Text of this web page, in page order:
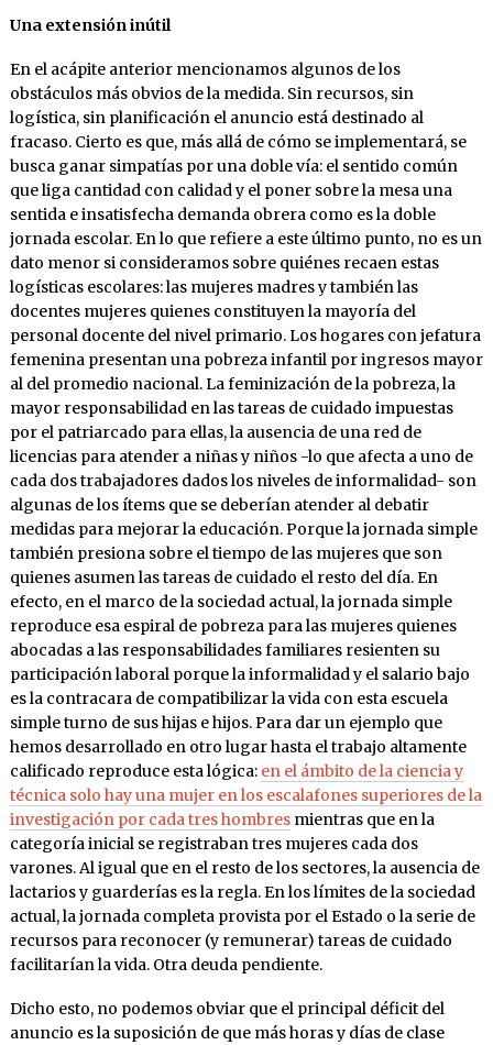
Una extensión inútil
En el acápite anterior mencionamos algunos de los
obstáculos más obvios de la medida. Sin recursos, sin
logística, sin planificación el anuncio está destinado al
fracaso. Cierto es que, más allá de cómo se implementará, se
busca ganar simpatías por una doble vía: el sentido común
que liga cantidad con calidad y el poner sobre la mesa una
sentida e insatisfecha demanda obrera como es la doble
jornada escolar. En lo que refiere a este último punto, no es un
dato menor si consideramos sobre quiénes recaen estas
logísticas escolares: las mujeres madres y también las
docentes mujeres quienes constituyen la mayoría del
personal docente del nivel primario. Los hogares con jefatura
femenina presentan una pobreza infantil por ingresos mayor
al del promedio nacional. La feminización de la pobreza, la
mayor responsabilidad en las tareas de cuidado impuestas
por el patriarcado para ellas, la ausencia de una red de
licencias para atender a niñas y niños -lo que afecta a uno de
cada dos trabajadores dados los niveles de informalidad- son
algunas de los ítems que se deberían atender al debatir
medidas para mejorar la educación. Porque la jornada simple
también presiona sobre el tiempo de las mujeres que son
quienes asumen las tareas de cuidado el resto del día. En
efecto, en el marco de la sociedad actual, la jornada simple
reproduce esa espiral de pobreza para las mujeres quienes
abocadas a las responsabilidades familiares resienten su
participación laboral porque la informalidad y el salario bajo
es la contracara de compatibilizar la vida con esta escuela
simple turno de sus hijas e hijos. Para dar un ejemplo que
hemos desarrollado en otro lugar hasta el trabajo altamente
calificado reproduce esta lógica: en el ámbito de la ciencia y
técnica solo hay una mujer en los escalafones superiores de la
investigación por cada tres hombresmientras que en la
categoría inicial se registraban tres mujeres cada dos
varones. Al igual que en el resto de los sectores, la ausencia de
lactarios y guarderías es la regla. En los límites de la sociedad
actual, la jornada completa provista por el Estado o la serie de
recursos para reconocer (y remunerar) tareas de cuidado
facilitarían la vida. Otra deuda pendiente.
Dicho esto, no podemos obviar que el principal déficit del
anuncio es la suposición de que más horas y días de clase